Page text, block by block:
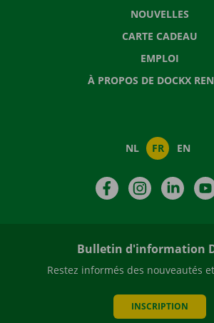
NOUVELLES
CARTE CADEAU
EMPLOI
À PROPOS DE DOCKX
NL FR EN
FacebookInstagram
Bulletin d'information
Restez informés des nouveautés
INSCRIPTION